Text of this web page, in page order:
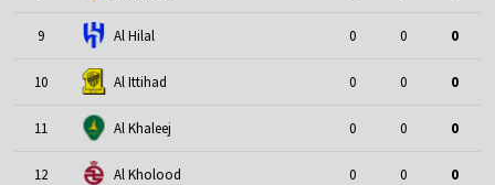
9 Al Hilal 0 0 0
10 Al Ittihad 0 0 0
11 Al Khaleej 0 0 0
12 Al Kholood 0 0 0